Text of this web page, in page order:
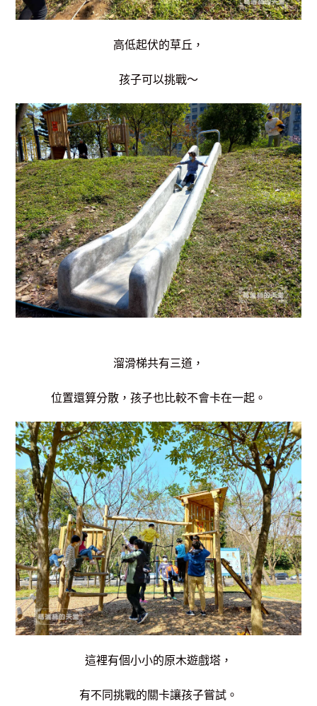
高低起伏的草丘，
孩子可以挑戰～
溜滑梯共有三道，
位置還算分散，孩子也比較不會卡在一起。
這裡有個小小的原木遊戲塔，
有不同挑戰的關卡讓孩子嘗試。